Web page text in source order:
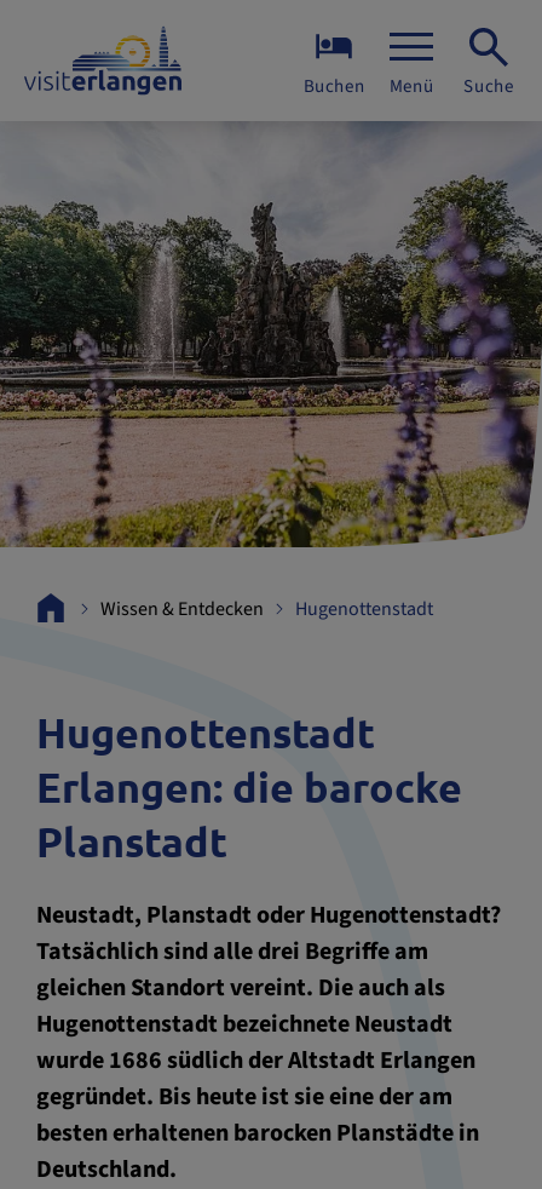
Buchen Menü Suche
Hugenottenstadt
Wissen & Entdecken
Hugenottenstadt
Erlangen: die barocke
Planstadt
Neustadt, Planstadt oder Hugenottenstadt?
Tatsächlich sind alle drei Begriffe am
gleichen Standort vereint. Die auch als
Hugenottenstadt bezeichnete Neustadt
wurde 1686 südlich der Altstadt Erlangen
gegründet. Bis heute ist sie eine der am
besten erhaltenen barocken Planstädte in
Deutschland.